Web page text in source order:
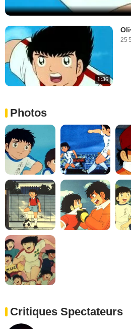
1:36
25
Photos
Critiques Spectateurs